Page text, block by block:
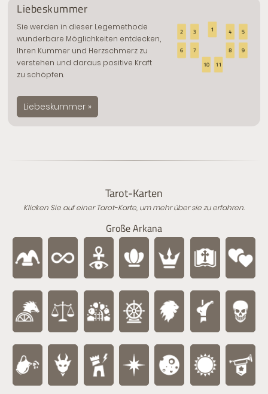
Liebeskummer
Sie werden in dieser Legemethode
wunderbare Möglichkeiten entdecken,
Ihren Kummer und Herzschmerz zu
verstehen und daraus positive Kraft
zu schöpfen.
Liebeskummer »
Tarot-Karten
Klicken Sie auf einer Tarot-Karte, um mehr über sie zu erfahren.
Große Arkana